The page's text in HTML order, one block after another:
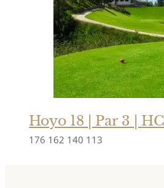
Hoyo 18 | Par 3 |
176 162 140 113